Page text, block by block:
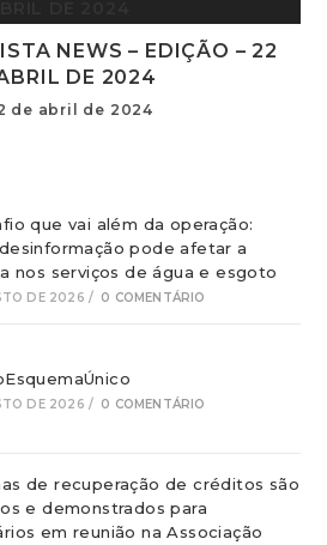
NEWS – EDIÇÃO – 22
DE 2024
de abril de 2024
que vai além da operação:
pode afetar a
nos serviços de água e esgoto
DE 2026 / 0 COMENTÁRIO
DE 2026 / 0 COMENTÁRIO
de recuperação de créditos são
e demonstrados para
em reunião na Associação